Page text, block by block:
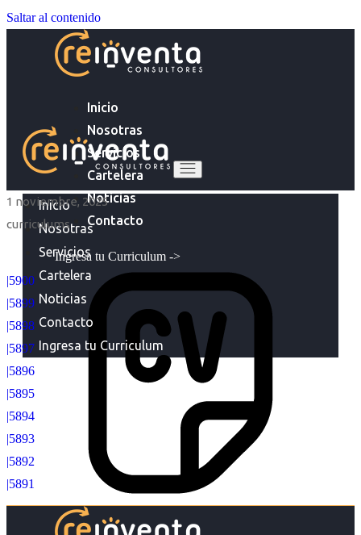
Saltar al contenido
Inicio
Nosotras
Servicios
Cartelera
Noticias
Contacto
Ingresa tu Curriculum ->
Inicio
Nosotras
Servicios
Cartelera
Noticias
Contacto
Ingresa tu Curriculum
1 noviembre, 2025
curriculums
|5900
|5899
|5898
|5897
|5896
|5895
|5894
|5893
|5892
|5891